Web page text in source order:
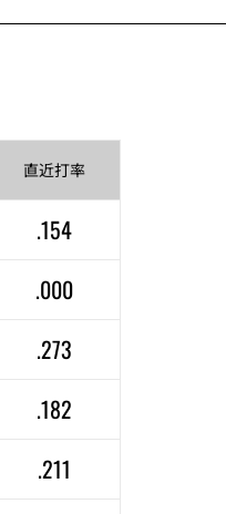
直近打率
.154
.000
.273
.182
.211